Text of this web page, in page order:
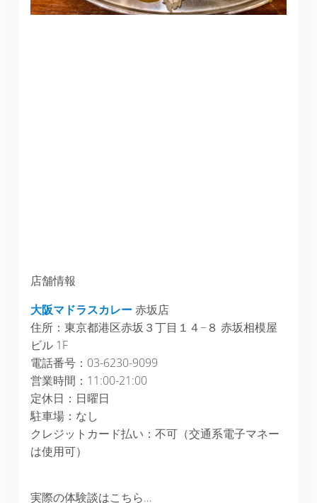
店舗情報
大阪マドラスカレー赤坂店
住所：東京都港区赤坂３丁目１４−８ 赤坂相模屋
ビル 1F
電話番号：03-6230-9099
営業時間：11:00-21:00
定休日：日曜日
駐車場：なし
クレジットカード払い：不可（交通系電子マネー
は使用可）
実際の体験談はこちら…